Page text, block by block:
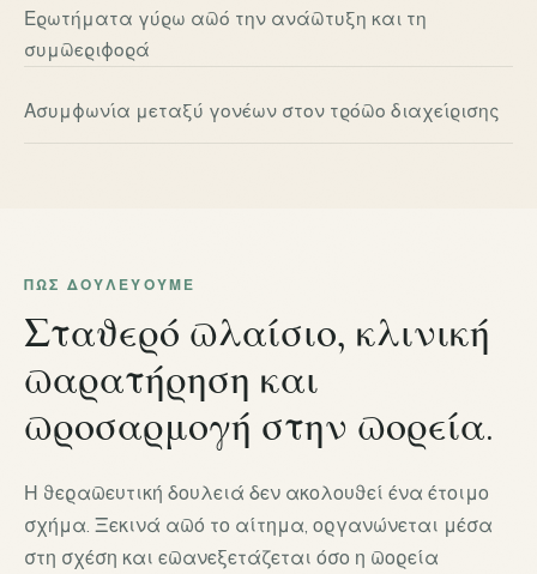
Ερωτήματα γύρω από την ανάπτυξη και τη
συμπεριφορά
Ασυμφωνία μεταξύ γονέων στον τρόπο διαχείρισης
ΠΏΣ ΔΟΥΛΕΎΟΥΜΕ
Σταθερό πλαίσιο, κλινική
παρατήρηση και
προσαρμογή στην πορεία.
Η θεραπευτική δουλειά δεν ακολουθεί ένα έτοιμο
σχήμα. Ξεκινά από το αίτημα, οργανώνεται μέσα
στη σχέση και επανεξετάζεται όσο η πορεία